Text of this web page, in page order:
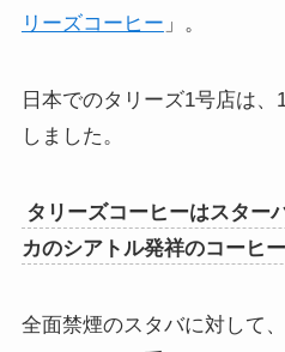
リーズコーヒー 」。
日本でのタリーズ1号店は
しました。
タリーズコーヒーはスター
カのシアトル発祥のコーヒ
全面禁煙のスタバに対して